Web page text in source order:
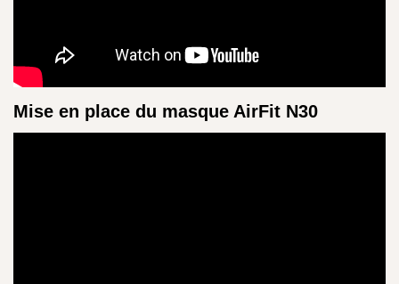
Mise en place du masque AirFit N30